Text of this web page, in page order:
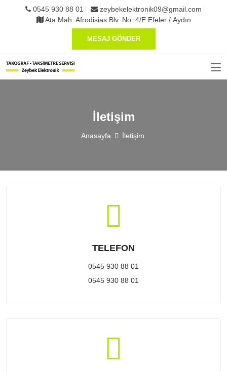
0545 930 88 01
zeybekelektronik09@gmail.com
Ata Mah. Afrodisias Blv. No: 4/E Efeler / Aydın
MESAJ GÖNDER
İletişim
Anasayfa İletişim
TELEFON
0545 930 88 01
0545 930 88 01